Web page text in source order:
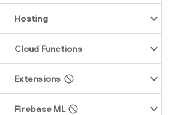
Hosting
Cloud Functions
Extensions
Firebase ML